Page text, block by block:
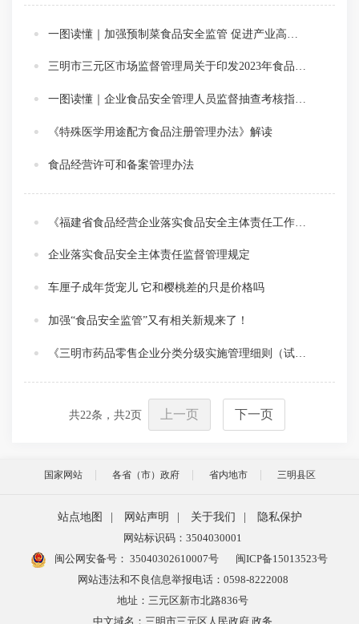
三明市三元区市场监督管理局关于印发2023年食品生产企业监督检查计划的通知
一图读懂｜企业食品安全管理人员监督抽查考核指南和大纲
《特殊医学用途配方食品注册管理办法》解读
食品经营许可和备案管理办法
企业落实食品安全主体责任监督管理规定
车厘子成年货宠儿 它和樱桃差的只是价格吗
加强“食品安全监管”又有相关新规来了！
共22条，共2页 上一页 下一页
国家网站 各省（市）政府 省内地市 三明县区
站点地图 | 网站声明 | 关于我们 |
隐私保护
网站标识码：3504030001
闽公网安备号： 35040302610007号
闽ICP备15013523号
网站违法和不良信息举报电话：0598-8222008
地址：三元区新市北路836号
中文域名：三明市三元区人民政府.政务